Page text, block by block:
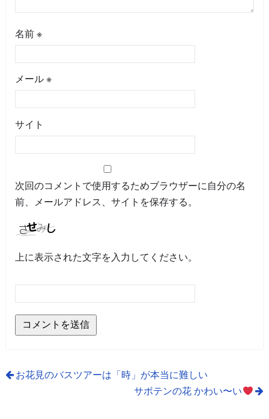
名前 ※
メール ※
サイト
次回のコメントで使用するためブラウザーに自分の名
前、メールアドレス、サイトを保存する。
上に表示された文字を入力してください。
お花見のバスツアーは「時」が本当に難しい
サボテンの花 かわい〜い